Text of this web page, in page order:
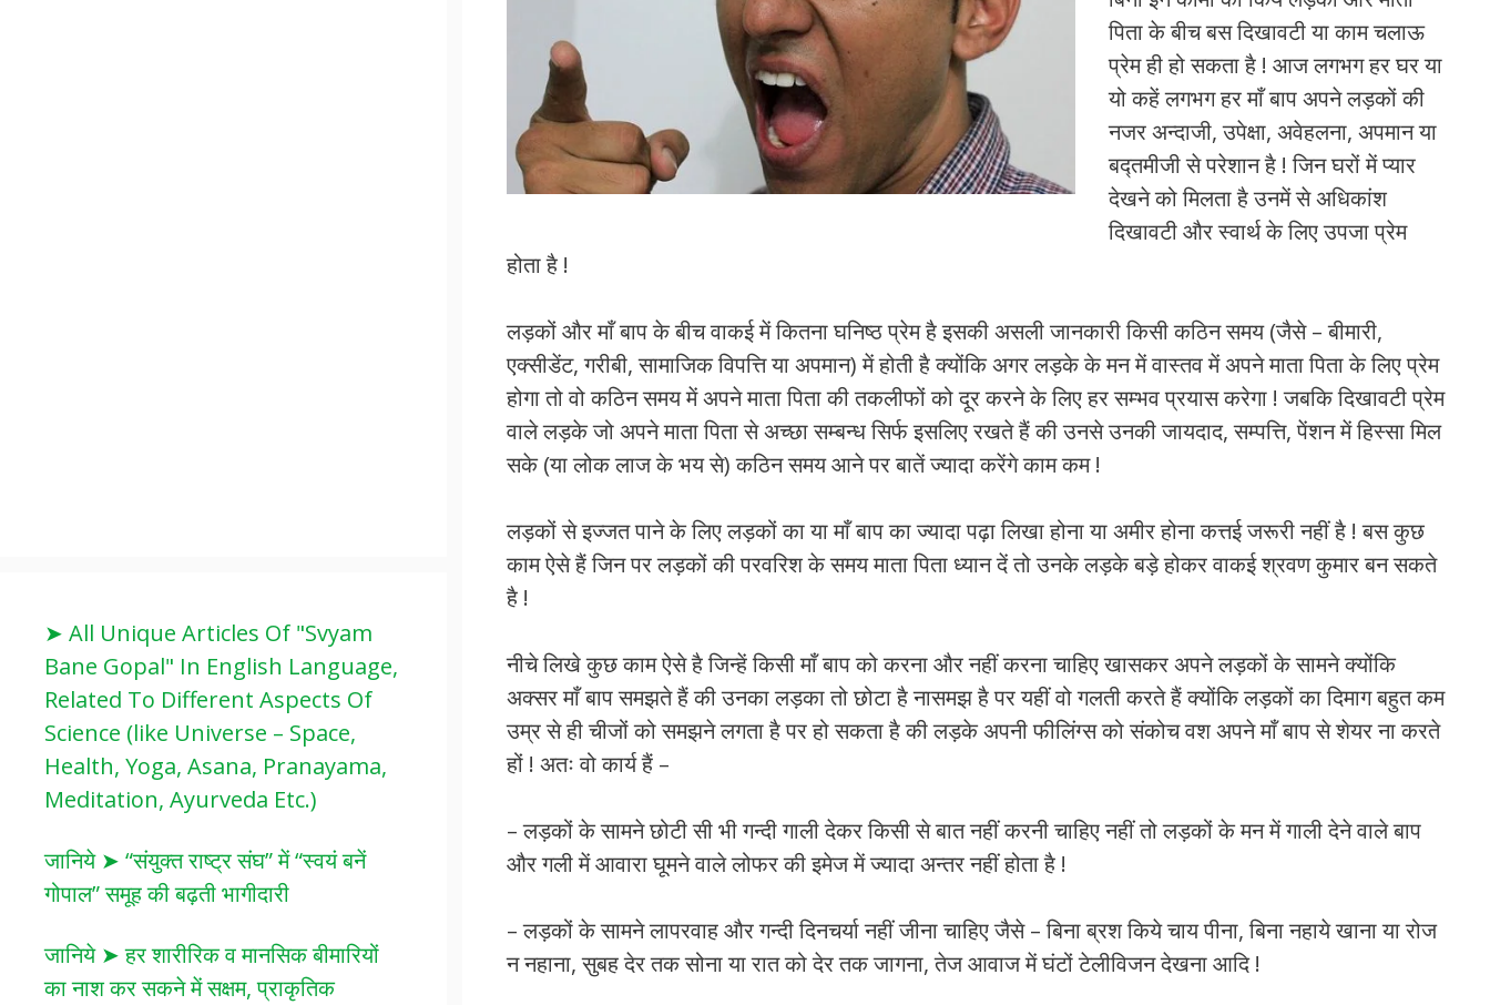
पिता के बीच बस दिखावटी या काम चलाऊ
प्रेम ही हो सकता है ! आज लगभग हर घर या
यो कहें लगभग हर माँ बाप अपने लड़कों की
नजर अन्दाजी, उपेक्षा, अवेहलना, अपमान या
बद्तमीजी से परेशान है ! जिन घरों में प्यार
देखने को मिलता है उनमें से अधिकांश
दिखावटी और स्वार्थ के लिए उपजा प्रेम
होता है !
लड़कों और माँ बाप के बीच वाकई में कितना घनिष्ठ प्रेम है इसकी असली जानकारी किसी कठिन समय (जैसे – बीमारी,
एक्सीडेंट, गरीबी, सामाजिक विपत्ति या अपमान) में होती है क्योंकि अगर लड़के के मन में वास्तव में अपने माता पिता के लिए प्रेम
होगा तो वो कठिन समय में अपने माता पिता की तकलीफों को दूर करने के लिए हर सम्भव प्रयास करेगा ! जबकि दिखावटी प्रेम
वाले लड़के जो अपने माता पिता से अच्छा सम्बन्ध सिर्फ इसलिए रखते हैं की उनसे उनकी जायदाद, सम्पत्ति, पेंशन में हिस्सा मिल
सके (या लोक लाज के भय से) कठिन समय आने पर बातें ज्यादा करेंगे काम कम !
लड़कों से इज्जत पाने के लिए लड़कों का या माँ बाप का ज्यादा पढ़ा लिखा होना या अमीर होना कत्तई जरूरी नहीं है ! बस कुछ
काम ऐसे हैं जिन पर लड़कों की परवरिश के समय माता पिता ध्यान दें तो उनके लड़के बड़े होकर वाकई श्रवण कुमार बन सकते
है !
नीचे लिखे कुछ काम ऐसे है जिन्हें किसी माँ बाप को करना और नहीं करना चाहिए खासकर अपने लड़कों के सामने क्योंकि
अक्सर माँ बाप समझते हैं की उनका लड़का तो छोटा है नासमझ है पर यहीं वो गलती करते हैं क्योंकि लड़कों का दिमाग बहुत कम
उम्र से ही चीजों को समझने लगता है पर हो सकता है की लड़के अपनी फीलिंग्स को संकोच वश अपने माँ बाप से शेयर ना करते
हों ! अतः वो कार्य हैं –
– लड़कों के सामने छोटी सी भी गन्दी गाली देकर किसी से बात नहीं करनी चाहिए नहीं तो लड़कों के मन में गाली देने वाले बाप
और गली में आवारा घूमने वाले लोफर की इमेज में ज्यादा अन्तर नहीं होता है !
– लड़कों के सामने लापरवाह और गन्दी दिनचर्या नहीं जीना चाहिए जैसे – बिना ब्रश किये चाय पीना, बिना नहाये खाना या रोज
न नहाना, सुबह देर तक सोना या रात को देर तक जागना, तेज आवाज में घंटों टेलीविजन देखना आदि !
➤ All Unique Articles Of "Svyam
Bane Gopal" In English Language,
Related To Different Aspects Of
Science (like Universe – Space,
Health, Yoga, Asana, Pranayama,
Meditation, Ayurveda Etc.)
जानिये ➤ “संयुक्त राष्ट्र संघ” में “स्वयं बनें
गोपाल” समूह की बढ़ती भागीदारी
जानिये ➤ हर शारीरिक व मानसिक बीमारियों
का नाश कर सकने में सक्षम, प्राकृतिक